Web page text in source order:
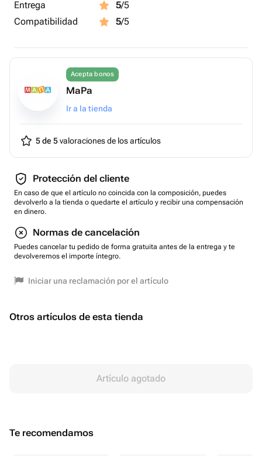
Entrega 5/5
Compatibilidad
5/5
Acepta bonos
MaPa
Ir a la tienda
5 de 5valoraciones de los artículos
Protección del cliente
En caso de que el artículo no coincida con la composición, puedes
devolverlo a la tienda o quedarte el artículo y recibir una compensación
en dinero.
Normas de cancelación
Puedes cancelar tu pedido de forma gratuita antes de la entrega y te
devolveremos el importe íntegro.
Iniciar una reclamación por el artículo
Otros artículos de esta tienda
Artículo agotado
Te recomendamos